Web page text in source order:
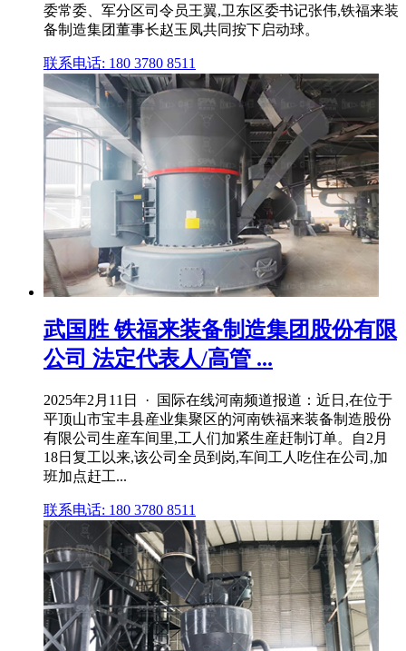
委常委、军分区司令员王翼,卫东区委书记张伟,铁福来装
备制造集团董事长赵玉凤共同按下启动球。
联系电话: 180 3780 8511
武国胜 铁福来装备制造集团股份有限
公司 法定代表人/高管 ...
2025年2月11日 · 国际在线河南频道报道：近日,在位于
平顶山市宝丰县産业集聚区的河南铁福来装备制造股份
有限公司生産车间里,工人们加紧生産赶制订单。自2月
18日复工以来,该公司全员到岗,车间工人吃住在公司,加
班加点赶工...
联系电话: 180 3780 8511